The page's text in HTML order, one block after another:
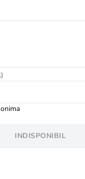
INDISPONIBIL